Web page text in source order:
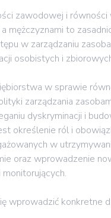
zawodowej i
mężczyznami to
w zarządzaniu
osobistych i
w sprawie
zarządzania
dyskryminacji i
określenie ról i
w
oraz wprowadzenie
wprowadzić konkretne